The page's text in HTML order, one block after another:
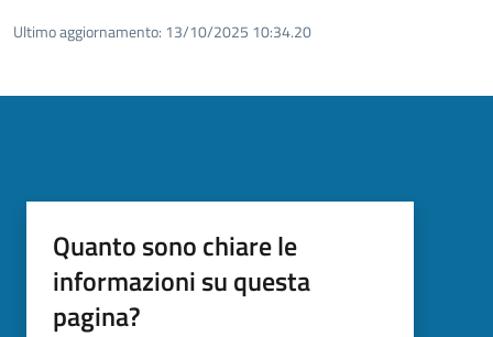
Ultimo aggiornamento: 13/10/2025 10:34.20
Quanto sono chiare le
informazioni su questa
pagina?